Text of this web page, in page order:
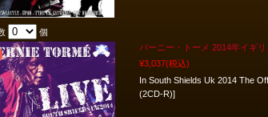
個
バーニー・トーメ 2014年イギ
¥3,037(税込)
In South Shields Uk 2014 The
(2CD-R)]